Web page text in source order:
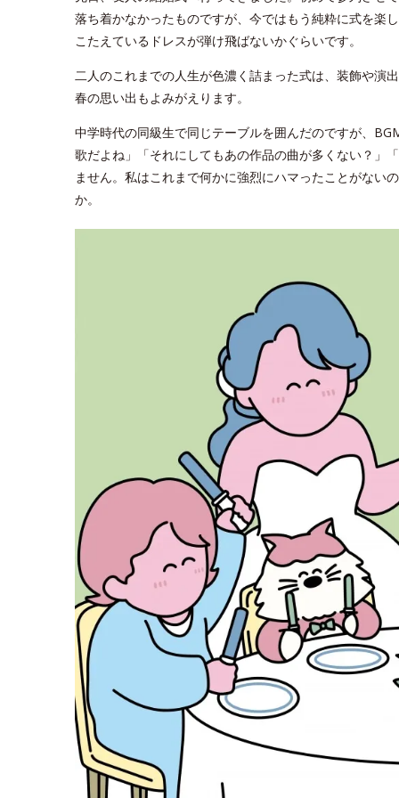
落ち着かなかったものですが、今ではもう純粋に式を楽
こたえているドレスが弾け飛ばないかぐらいです。
二人のこれまでの人生が色濃く詰まった式は、装飾や演
春の思い出もよみがえります。
中学時代の同級生で同じテーブルを囲んだのですが、
歌だよね」「それにしてもあの作品の曲が多くない？」
ません。私はこれまで何かに強烈にハマったことがない
か。